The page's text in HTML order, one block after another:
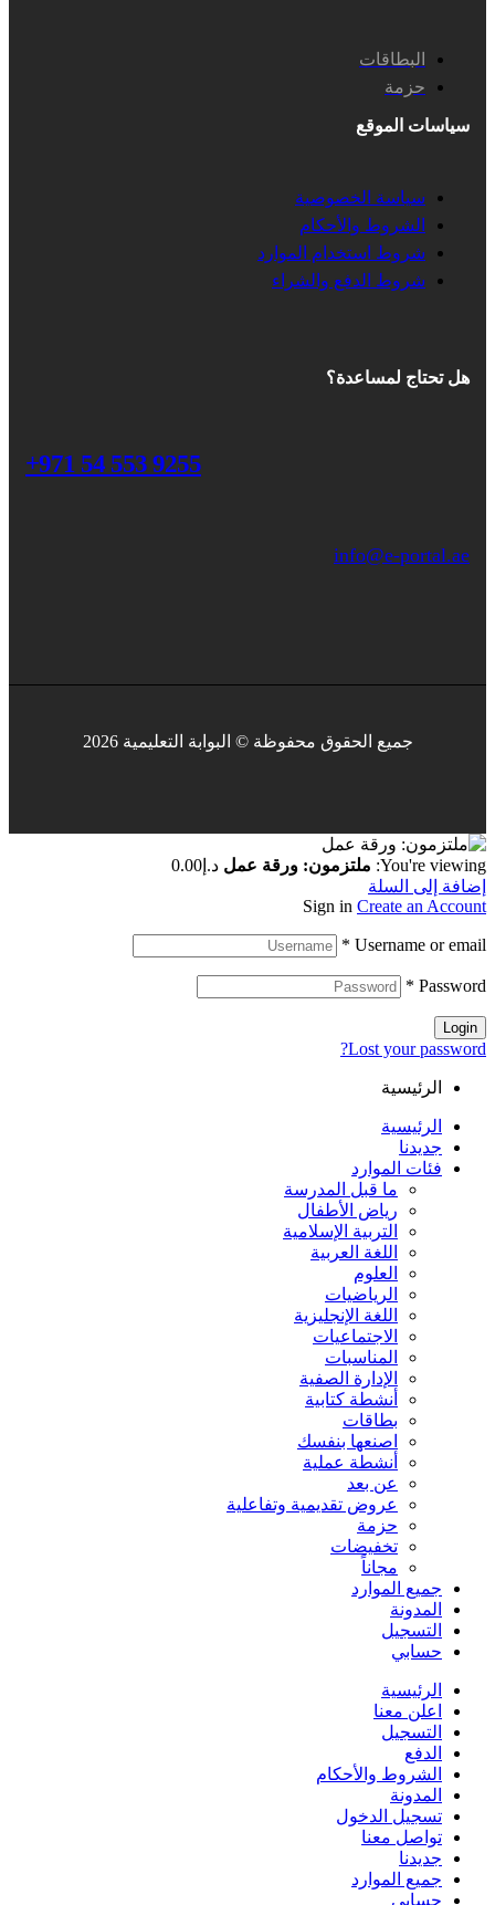
البطاقات
حزمة
سياسات الموقع
سياسة الخصوصية
الشروط والأحكام
شروط استخدام الموارد
شروط الدفع والشراء
هل تحتاج لمساعدة؟
+971 54 553 9255
info@e-portal.ae
جميع الحقوق محفوظة © البوابة التعليمية 2026
You're viewing: ملتزمون: ورقة عمل د.إ 0.00
إضافة إلى السلة
Sign in Create an Account
Username or email
*
Password
*
Login
Lost your password?
الرئيسية
الرئيسية
جديدنا
فئات الموارد
ما قبل المدرسة
رياض الأطفال
التربية الإسلامية
اللغة العربية
العلوم
الرياضيات
اللغة الإنجليزية
الاجتماعيات
المناسبات
الإدارة الصفية
أنشطة كتابية
بطاقات
اصنعها بنفسك
أنشطة عملية
عن بعد
عروض تقديمية وتفاعلية
حزمة
تخفيضات
مجاناً
جميع الموارد
المدونة
التسجيل
حسابي
الرئيسية
اعلن معنا
التسجيل
الدفع
الشروط والأحكام
المدونة
تسجيل الدخول
تواصل معنا
جديدنا
جميع الموارد
حسابي